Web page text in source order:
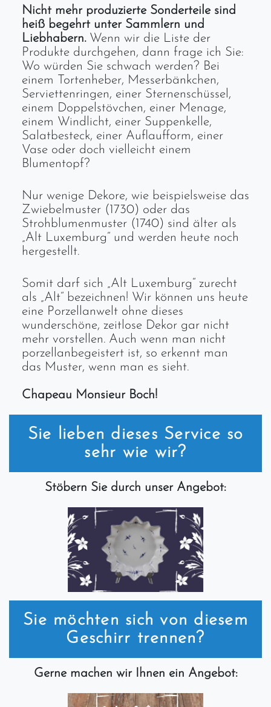
Nicht mehr produzierte Sonderteile sind
heiß begehrt unter Sammlern und
Liebhabern.Wenn wir die Liste der
Produkte durchgehen, dann frage ich Sie:
Wo würden Sie schwach werden? Bei
einem Tortenheber, Messerbänkchen,
Serviettenringen, einer Sternenschüssel,
einem Doppelstövchen, einer Menage,
einem Windlicht, einer Suppenkelle,
Salatbesteck, einer Auflaufform, einer
Vase oder doch vielleicht einem
Blumentopf?
Nur wenige Dekore, wie beispielsweise das
Zwiebelmuster (1730) oder das
Strohblumenmuster (1740) sind älter als
„Alt Luxemburg“ und werden heute noch
hergestellt.
Somit darf sich „Alt Luxemburg“ zurecht
als „Alt“ bezeichnen! Wir können uns heute
eine Porzellanwelt ohne dieses
wunderschöne, zeitlose Dekor gar nicht
mehr vorstellen. Auch wenn man nicht
porzellanbegeistert ist, so erkennt man
das Muster, wenn man es sieht.
Chapeau Monsieur Boch!
Sie lieben dieses Service so
sehr wie wir?
Stöbern Sie durch unser Angebot:
Sie möchten sich von diesem
Geschirr trennen?
Gerne machen wir Ihnen ein Angebot: